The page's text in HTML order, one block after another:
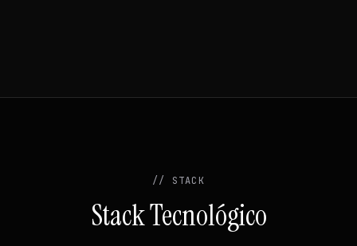
// STACK
Stack Tecnológico